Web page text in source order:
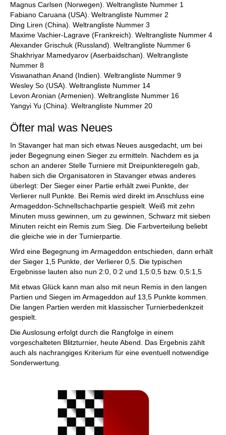
Magnus Carlsen (Norwegen). Weltrangliste Nummer 1
Fabiano Caruana (USA). Weltrangliste Nummer 2
Ding Liren (China). Weltrangliste Nummer 3
Maxime Vachier-Lagrave (Frankreich). Weltrangliste Nummer 4
Alexander Grischuk (Russland). Weltrangliste Nummer 6
Shakhriyar Mamedyarov (Aserbaidschan). Weltrangliste
Nummer 8
Viswanathan Anand (Indien). Weltrangliste Nummer 9
Wesley So (USA). Weltrangliste Nummer 14
Levon Aronian (Armenien). Weltrangliste Nummer 16
Yangyi Yu (China). Weltrangliste Nummer 20
Öfter mal was Neues
In Stavanger hat man sich etwas Neues ausgedacht, um bei
jeder Begegnung einen Sieger zu ermitteln. Nachdem es ja
schon an anderer Stelle Turniere mit Dreipunkteregeln gab,
haben sich die Organisatoren in Stavanger etwas anderes
überlegt: Der Sieger einer Partie erhält zwei Punkte, der
Verlierer null Punkte. Bei Remis wird direkt im Anschluss eine
Armageddon-Schnellschachpartie gespielt. Weiß mit zehn
Minuten muss gewinnen, um zu gewinnen, Schwarz mit sieben
Minuten reicht ein Remis zum Sieg. Die Farbverteilung beliebt
die gleiche wie in der Turnierpartie.
Wird eine Begegnung im Armageddon entschieden, dann erhält
der Sieger 1,5 Punkte, der Verlierer 0,5. Die typischen
Ergebnisse lauten also nun 2:0, 0:2 und 1,5:0,5 bzw. 0,5:1,5
Mit etwas Glück kann man also mit neun Remis in den langen
Partien und Siegen im Armageddon auf 13,5 Punkte kommen.
Die langen Partien werden mit klassischer Turnierbedenkzeit
gespielt.
Die Auslosung erfolgt durch die Rangfolge in einem
vorgeschalteten Blitzturnier, heute Abend. Das Ergebnis zählt
auch als nachrangiges Kriterium für eine eventuell notwendige
Sonderwertung.